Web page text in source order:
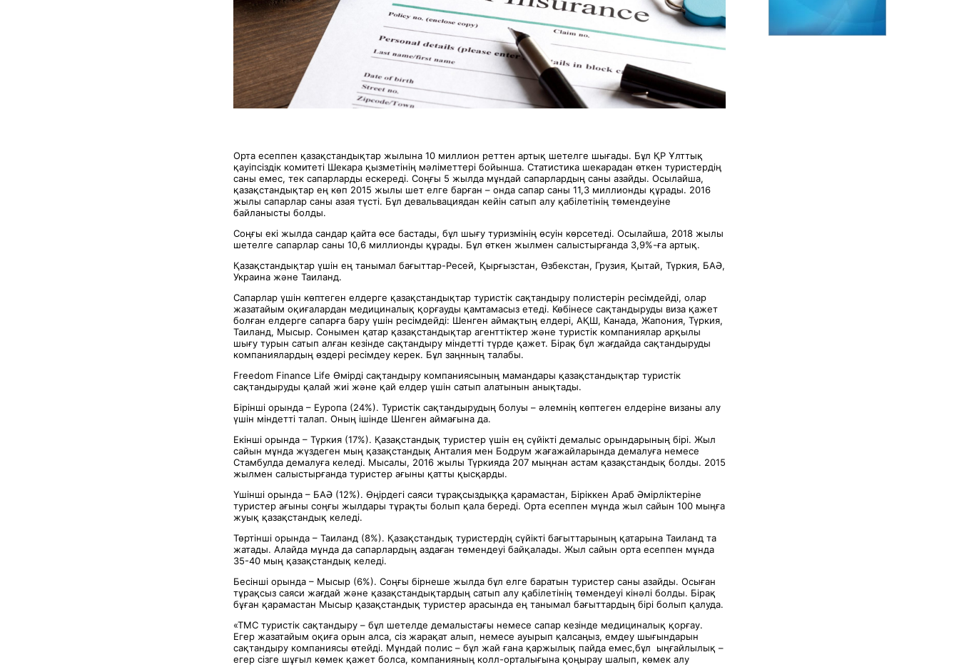
Орта есеппен қазақстандықтар жылына 10 миллион реттен артық шетелге шығады. Бұл ҚР Ұлттық
қауіпсіздік комитеті Шекара қызметінің мәліметтері бойынша. Статистика шекарадан өткен туристердің
саны емес, тек сапарларды ескереді. Соңғы 5 жылда мұндай сапарлардың саны азайды. Осылайша,
қазақстандықтар ең көп 2015 жылы шет елге барған – онда сапар саны 11,3 миллионды құрады. 2016
жылы сапарлар саны азая түсті. Бұл девальвациядан кейін сатып алу қабілетінің төмендеуіне
байланысты болды.
Соңғы екі жылда сандар қайта өсе бастады, бұл шығу туризмінің өсуін көрсетеді. Осылайша, 2018 жылы
шетелге сапарлар саны 10,6 миллионды құрады. Бұл өткен жылмен салыстырғанда 3,9%-ға артық.
Қазақстандықтар үшін ең танымал бағыттар-Ресей, Қырғызстан, Өзбекстан, Грузия, Қытай, Түркия, БАӘ,
Украина және Таиланд.
Сапарлар үшін көптеген елдерге қазақстандықтар туристік сақтандыру полистерін ресімдейді, олар
жазатайым оқиғалардан медициналық қорғауды қамтамасыз етеді. Көбінесе сақтандыруды виза қажет
болған елдерге сапарға бару үшін ресімдейді: Шенген аймақтың елдері, АҚШ, Канада, Жапония, Түркия,
Таиланд, Мысыр. Сонымен қатар қазақстандықтар агенттіктер және туристік компаниялар арқылы
шығу турын сатып алған кезінде сақтандыру міндетті түрде қажет. Бірақ бұл жағдайда сақтандыруды
компаниялардың өздері ресімдеу керек. Бұл заңнның талабы.
Freedom Finance Life Өмірді сақтандыру компаниясының мамандары қазақстандықтар туристік
сақтандыруды қалай жиі және қай елдер үшін сатып алатынын анықтады.
Бірінші орында – Еуропа (24%). Туристік сақтандырудың болуы – әлемнің көптеген елдеріне визаны алу
үшін міндетті талап. Оның ішінде Шенген аймағына да.
Екінші орында – Түркия (17%). Қазақстандық туристер үшін ең сүйікті демалыс орындарының бірі. Жыл
сайын мұнда жүздеген мың қазақстандық Анталия мен Бодрум жағажайларында демалуға немесе
Стамбулда демалуға келеді. Мысалы, 2016 жылы Түркияда 207 мыңнан астам қазақстандық болды. 2015
жылмен салыстырғанда туристер ағыны қатты қысқарды.
Үшінші орында – БАӘ (12%). Өңірдегі саяси тұрақсыздыққа қарамастан, Біріккен Араб Әмірліктеріне
туристер ағыны соңғы жылдары тұрақты болып қала береді. Орта есеппен мұнда жыл сайын 100 мыңға
жуық қазақстандық келеді.
Төртінші орында – Таиланд (8%). Қазақстандық туристердің сүйікті бағыттарының қатарына Таиланд та
жатады. Алайда мұнда да сапарлардың аздаған төмендеуі байқалады. Жыл сайын орта есеппен мұнда
35-40 мың қазақстандық келеді.
Бесінші орында – Мысыр (6%). Соңғы бірнеше жылда бұл елге баратын туристер саны азайды. Осыған
тұрақсыз саяси жағдай және қазақстандықтардың сатып алу қабілетінің төмендеуі кінәлі болды. Бірақ
бұған қарамастан Мысыр қазақстандық туристер арасында ең танымал бағыттардың бірі болып қалуда.
«ТМС туристік сақтандыру – бұл шетелде демалыстағы немесе сапар кезінде медициналық қорғау.
Егер жазатайым оқиға орын алса, сіз жарақат алып, немесе ауырып қалсаңыз, емдеу шығындарын
сақтандыру компаниясы өтейді. Мұндай полис – бұл жай ғана қаржылық пайда емес,бұл ыңғайлылық –
егер сізге шұғыл көмек қажет болса, компанияның колл-орталығына қоңырау шалып, көмек алу